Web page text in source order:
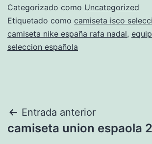
Categorizado como Uncategorized
Etiquetado como camiseta isco
camiseta nike españa rafa nadal,
seleccion española
Navegación
de
Entrada anterior
camiseta union espaola